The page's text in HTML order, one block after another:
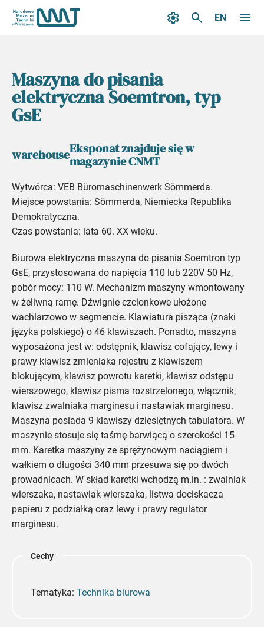
EN
Maszyna do pisania
elektryczna Soemtron, typ
GsE
warehouseEksponat znajduje się w
magazynie CNMT
Wytwórca: VEB Büromaschinenwerk Sömmerda.
Miejsce powstania: Sömmerda, Niemiecka Republika
Demokratyczna.
Czas powstania: lata 60. XX wieku.
Biurowa elektryczna maszyna do pisania Soemtron typ
GsE, przystosowana do napięcia 110 lub 220V 50 Hz,
pobór mocy: 110 W. Mechanizm maszyny wmontowany
w żeliwną ramę. Dźwignie czcionkowe ułożone
wachlarzowo w segmencie. Klawiatura pisząca (znaki
języka polskiego) o 46 klawiszach. Ponadto, maszyna
wyposażona jest w: odstępnik, klawisz cofający, lewy i
prawy klawisz zmieniaka rejestru z klawiszem
blokującym, klawisz powrotu karetki, klawisz odstępu
wierszowego, klawisz pisma rozstrzelonego, włącznik,
klawisz zwalniaka marginesu i nastawiak marginesu.
Maszyna posiada 9 klawiszy dziesiętnych tabulatora. W
maszynie stosuje się taśmę barwiącą o szerokości 15
mm. Karetka maszyny ze sprężynowym naciągiem i
wałkiem o długości 340 mm przesuwa się po dwóch
prowadnicach. W skład karetki wchodzą m.in. : zwalniak
wierszaka, nastawiak wierszaka, listwa dociskacza
papieru z podziałką oraz lewy i prawy regulator
marginesu.
Cechy
Tematyka: Technika biurowa